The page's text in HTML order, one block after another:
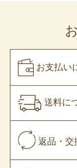
お支払い
送料に
返品・交